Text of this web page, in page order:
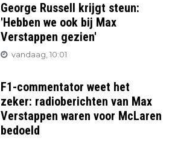
George Russell krijgt steun:
'Hebben we ook bij Max
Verstappen gezien'
vandaag, 10:01
F1-commentator weet het
zeker: radioberichten van Max
Verstappen waren voor McLaren
bedoeld